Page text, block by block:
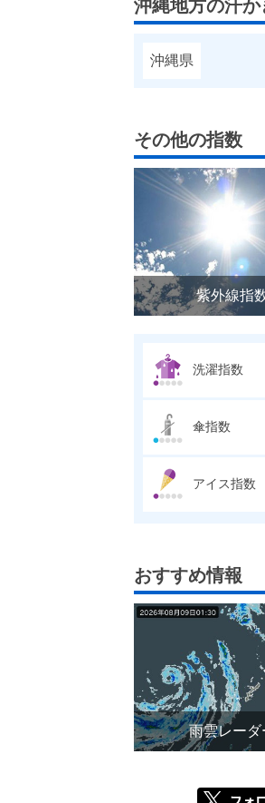
沖縄地方の汗か
沖縄県
その他の指数
紫外線指
洗濯指数
傘指数
アイス指数
おすすめ情報
雨雲レーダ